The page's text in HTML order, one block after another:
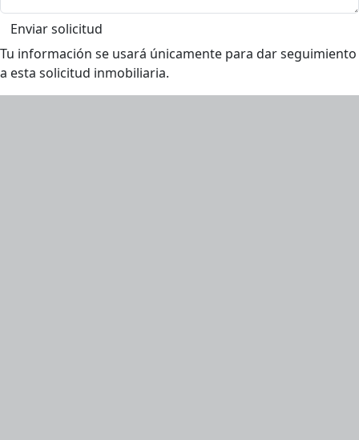
Enviar solicitud
Tu información se usará únicamente para dar seguimiento
a esta solicitud inmobiliaria.